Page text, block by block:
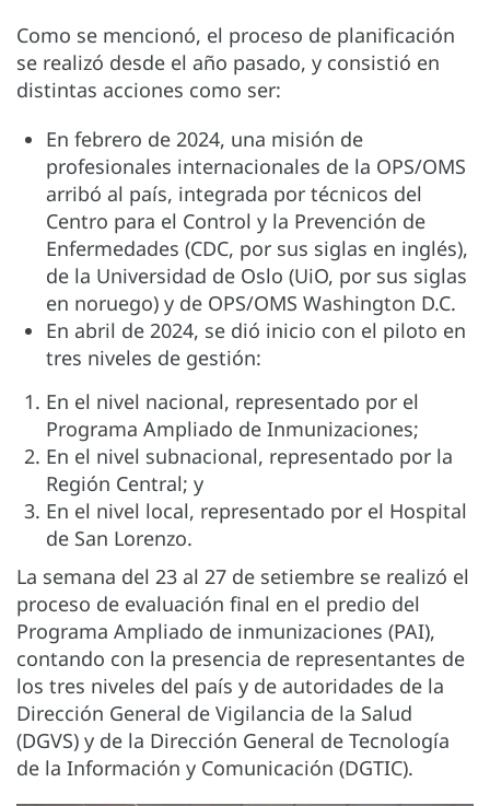
Como se mencionó, el proceso de planificación
se realizó desde el año pasado, y consistió en
distintas acciones como ser:
En febrero de 2024, una misión de
profesionales internacionales de la OPS/OMS
arribó al país, integrada por técnicos del
Centro para el Control y la Prevención de
Enfermedades (CDC, por sus siglas en inglés),
de la Universidad de Oslo (UiO, por sus siglas
en noruego) y de OPS/OMS Washington D.C.
En abril de 2024, se dió inicio con el piloto en
tres niveles de gestión:
En el nivel nacional, representado por el
Programa Ampliado de Inmunizaciones;
En el nivel subnacional, representado por la
Región Central; y
En el nivel local, representado por el Hospital
de San Lorenzo.
La semana del 23 al 27 de setiembre se realizó el
proceso de evaluación final en el predio del
Programa Ampliado de inmunizaciones (PAI),
contando con la presencia de representantes de
los tres niveles del país y de autoridades de la
Dirección General de Vigilancia de la Salud
(DGVS) y de la Dirección General de Tecnología
de la Información y Comunicación (DGTIC).